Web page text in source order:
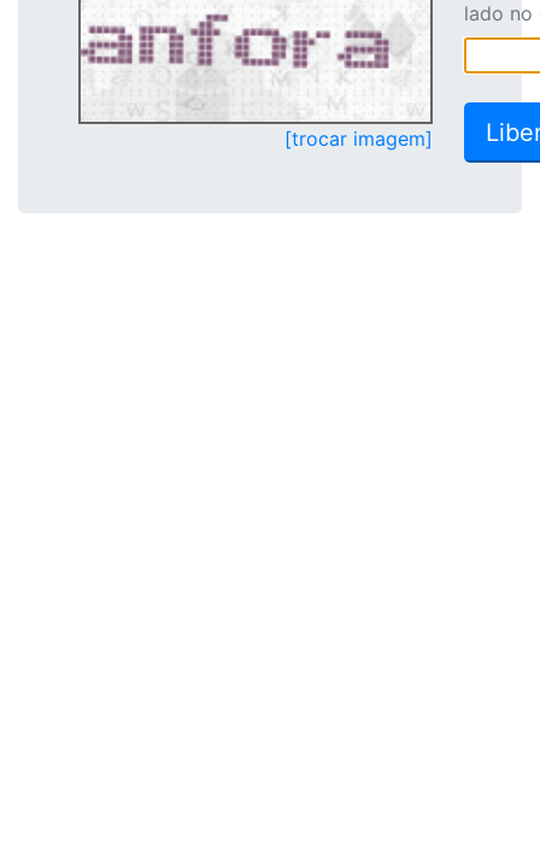
[trocar imagem]
lado no